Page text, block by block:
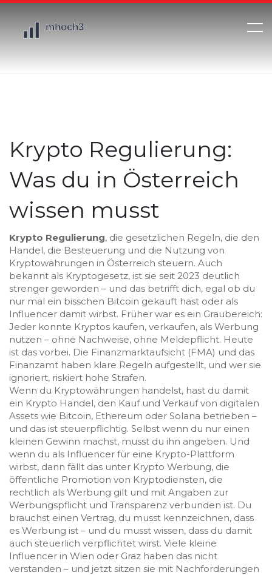
Krypto Regulierung:
Was du in Österreich
wissen musst
Krypto Regulierung, die gesetzlichen Regeln, die den
Handel, die Besteuerung und die Nutzung von
Kryptowährungen in Österreich steuern. Auch
bekannt als Kryptogesetz, ist sie seit 2023 deutlich
strenger geworden – und das betrifft dich, egal ob du
nur mal ein bisschen Bitcoin gekauft hast oder als
Influencer damit wirbst. Früher war es ein Graubereich:
Jeder konnte Kryptos kaufen, verkaufen, als Werbung
nutzen – ohne Nachweise, ohne Meldepflicht. Heute
ist das vorbei. Die Finanzmarktaufsicht (FMA) und das
Finanzamt haben klare Regeln aufgestellt, und wer sie
ignoriert, riskiert hohe Strafen.
Wenn du Kryptowährungen handelst, hast du damit
ein Krypto Handel, den Kauf und Verkauf von digitalen
Assets wie Bitcoin, Ethereum oder Solana betrieben –
und das ist steuerpflichtig. Selbst wenn du nur einen
kleinen Gewinn machst, musst du ihn angeben. Und
wenn du als Influencer für eine Krypto-Plattform
wirbst, dann fällt das unter Krypto Werbung, die
öffentliche Promotion von Kryptodiensten, die
rechtlich als Werbung gilt und mit Angaben zur
Werbungspflicht und Transparenz verbunden ist. Du
brauchst einen Vertrag, du musst kennzeichnen, dass
es Werbung ist – und du musst wissen, dass du damit
auch steuerlich verpflichtet wirst. Viele kleine
Influencer in Wien oder Graz haben das nicht
verstanden – und jetzt sitzen sie mit Nachforderungen